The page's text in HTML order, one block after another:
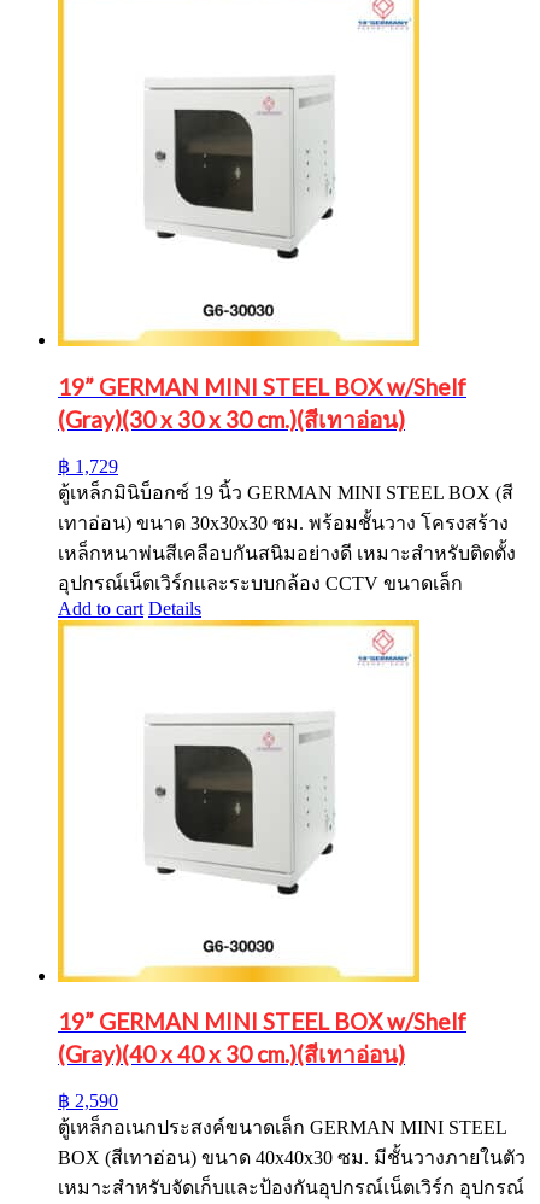
19” GERMAN MINI STEEL BOX w/Shelf
(Gray)(30 x 30 x 30 cm.)(สีเทาอ่อน)
฿ 1,729
ตู้เหล็กมินิบ็อกซ์ 19 นิ้ว GERMAN MINI STEEL BOX (สี
เทาอ่อน) ขนาด 30x30x30 ซม. พร้อมชั้นวาง โครงสร้าง
เหล็กหนาพ่นสีเคลือบกันสนิมอย่างดี เหมาะสำหรับติดตั้ง
อุปกรณ์เน็ตเวิร์กและระบบกล้อง CCTV ขนาดเล็ก
Add to cart Details
19” GERMAN MINI STEEL BOX w/Shelf
(Gray)(40 x 40 x 30 cm.)(สีเทาอ่อน)
฿ 2,590
ตู้เหล็กอเนกประสงค์ขนาดเล็ก GERMAN MINI STEEL
BOX (สีเทาอ่อน) ขนาด 40x40x30 ซม. มีชั้นวางภายในตัว
เหมาะสำหรับจัดเก็บและป้องกันอุปกรณ์เน็ตเวิร์ก อุปกรณ์